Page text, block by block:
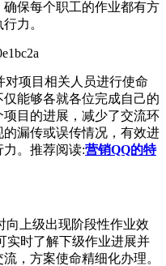
保每个职工的作业都有方
力。
项目相关人员进行使命
能够各就各位完成自己的
目的进展，减少了交流环
漏传或误传情况，有效进
。推荐阅读:营销QQ的特
上级出现阶段性作业效
实时了解下级作业进展并
，方案使命精细化办理。